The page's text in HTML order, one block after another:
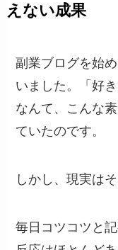
えない成果
副業ブログを始
いました。「好
なんて、こんな
ていたのです。
しかし、現実は
毎日コツコツと